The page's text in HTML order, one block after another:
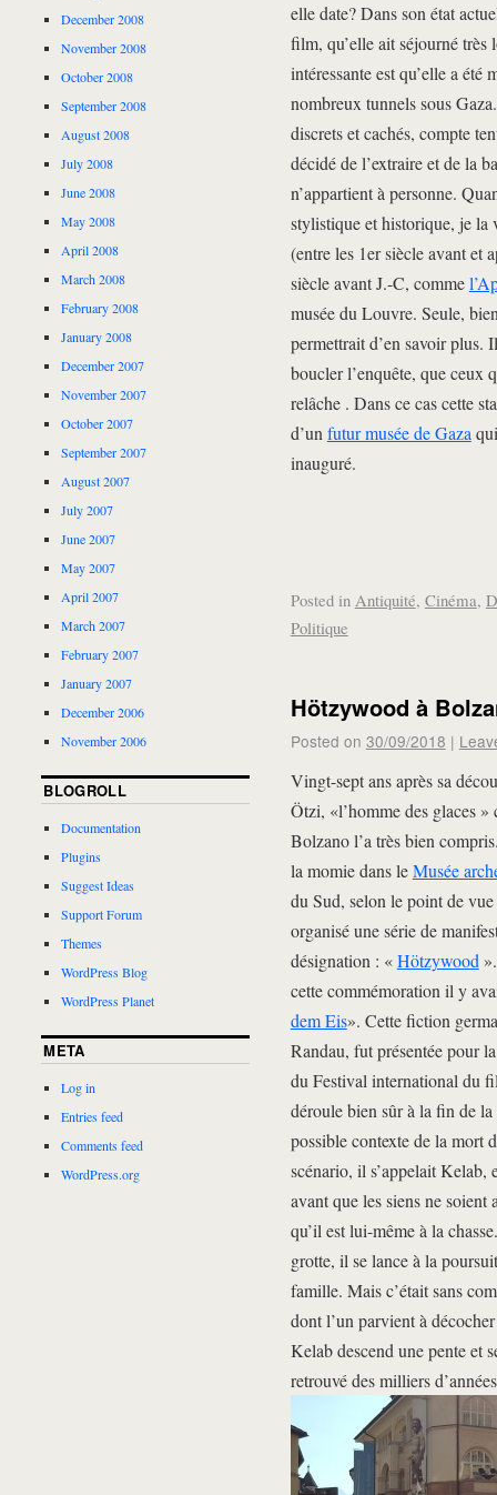
elle date? Dans son état
film, qu’elle ait séjourné très
intéressante est qu’elle a
nombreux tunnels sous
discrets et cachés, compte
décidé de l’extraire et de la
n’appartient à personne.
stylistique et historique, je la
(entre les 1er siècle avant et
siècle avant J.-C, comme
musée du Louvre. Seule,
permettrait d’en savoir plus.
boucler l’enquête, que ceux
relâche . Dans ce cas cette
d’un futur musée de Gaza
inauguré.
Posted in Antiquité, Cinéma,
Politique
Hötzywood à
Posted on 30/09/2018 |
Vingt-sept ans après sa
Ötzi, «l’homme des glaces
Bolzano l’a très bien
la momie dans leMusée
du Sud, selon le point de
organisé une série de
désignation : «Hötzywood
cette commémoration il y
dem Eis». Cette fiction
Randau, fut présentée pour
du Festival international du
déroule bien sûr à la fin de
possible contexte de la mort
scénario, il s’appelait
avant que les siens ne soient
qu’il est lui-même à la
grotte, il se lance à la
famille. Mais c’était sans
dont l’un parvient à
Kelab descend une pente et
retrouvé des milliers
December 2008
November 2008
October 2008
September 2008
August 2008
July 2008
June 2008
May 2008
April 2008
March 2008
February 2008
January 2008
December 2007
November 2007
October 2007
September 2007
August 2007
July 2007
June 2007
May 2007
April 2007
March 2007
February 2007
January 2007
December 2006
November 2006
BLOGROLL
Documentation
Plugins
Suggest Ideas
Support Forum
Themes
WordPress Blog
WordPress Planet
META
Log in
Entries feed
Comments feed
WordPress.org